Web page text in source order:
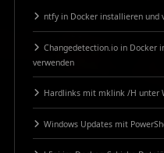
ntfy in Docker installieren und
Changedetection.io in Docker
verwenden
Hardlinks mit mklink /H unter
Windows Updates mit